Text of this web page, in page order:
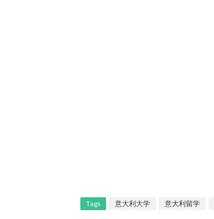
Tags 意大利大学 意大利留学